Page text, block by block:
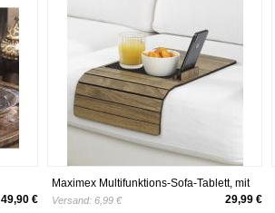
49,90 €
Maximex Multifunktions-Sofa-Tablett, mit
Smartphone- und Tablethalterung
Versand: 6,99 € 29,99 €